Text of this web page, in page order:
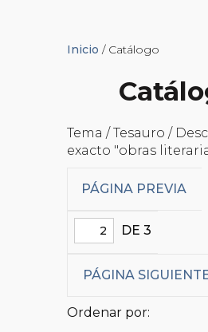
Inicio / Catálogo
Tema / Tesauro /
exacto "obras
PÁGINA PREVIA
DE 3
PÁGINA
Ordenar por: